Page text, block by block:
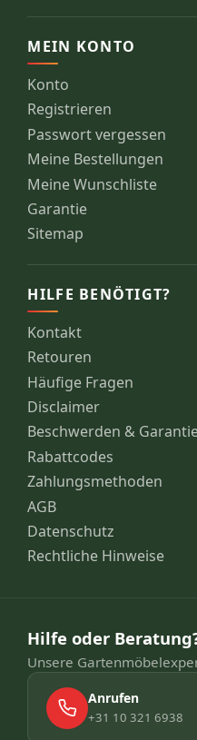
MEIN KONTO
Konto
Registrieren
Passwort vergessen
Meine Bestellungen
Meine Wunschliste
Garantie
Sitemap
HILFE BENÖTIGT?
Kontakt
Retouren
Häufige Fragen
Disclaimer
Beschwerden &
Rabattcodes
Zahlungsmethoden
AGB
Datenschutz
Rechtliche Hinweise
Hilfe oder
Unsere
Anrufen
+31 10 321 6938